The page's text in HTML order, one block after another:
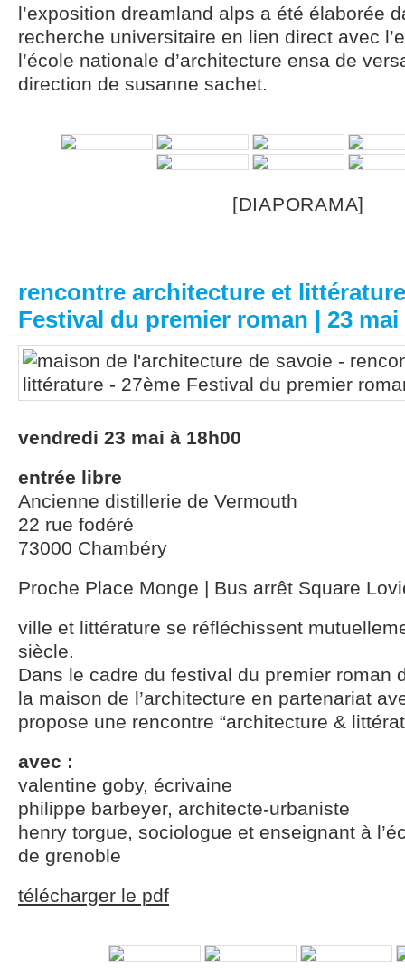
l’exposition dreamland alps a été élaborée
recherche universitaire en lien direct avec
l’école nationale d’architecture ensa de
direction de susanne sachet.
[DIAPORAMA]
rencontre architecture et
Festival du premier roman | 23 mai
vendredi 23 mai à 18h00
entrée libre
Ancienne distillerie de Vermouth
22 rue fodéré
73000 Chambéry
Proche Place Monge | Bus arrêt Square
ville et littérature se réfléchissent
siècle.
Dans le cadre du festival du premier roman
la maison de l’architecture en partenariat
propose une rencontre “architecture &
avec :
valentine goby, écrivaine
philippe barbeyer, architecte-urbaniste
henry torgue, sociologue et enseignant à
de grenoble
télécharger le pdf